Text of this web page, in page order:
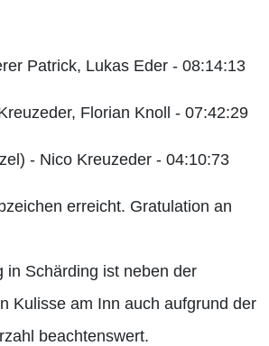
Patrick, Lukas Eder - 08:14:13
Florian Knoll - 07:42:29
- Nico Kreuzeder - 04:10:73
erreicht. Gratulation an
in Schärding ist neben der
Kulisse am Inn auch aufgrund der
beachtenswert.